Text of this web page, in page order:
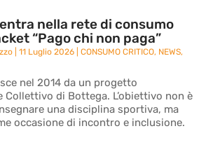
nella rete di consumo
“Pago chi non paga”
|11 Luglio 2026 |CONSUMO CRITICO, NEWS,
nel 2014 da un progetto
Collettivo di Bottega. L’obiettivo non è
una disciplina sportiva, ma
occasione di incontro e inclusione.